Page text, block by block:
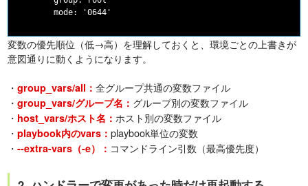
変数の優先順位（低→高）を理解しておくと、環境ごとの上書きが
意図通りに動くようになります。
・group_vars/all：全グループ共通の変数ファイル
・group_vars/グループ名： グループ別の変数ファイル
・ host_vars/ホスト名：ホスト別の変数ファイル
・playbook内のvars：playbook単位の変数
・--extra-vars（-e）： コマンドライン引数（最高優先度）